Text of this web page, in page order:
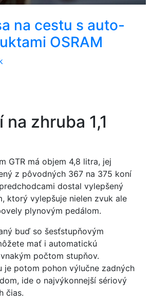
na cestu s auto-
OSRAM
zhruba 1,1
GTR má objem 4,8 litra, jej
z pôvodných 367 na 375 koní
dostal vylepšený
ktorý vylepšuje nielen zvuk ale
plynovým pedálom.
buď so šesťstupňovým
mať i automatickú
počtom stupňov.
je potom pohon výlučne zadných
ide o najvýkonnejší sériový
čias.